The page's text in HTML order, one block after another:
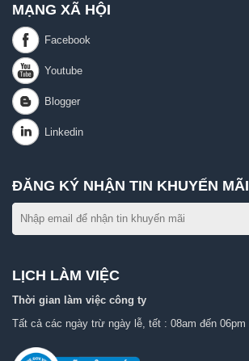
MẠNG XÃ HỘI
ĐĂNG KÝ NHẬN TIN KHUYẾN MÃI
LỊCH LÀM VIỆC
Thời gian làm việc công ty
Tất cả các ngày trừ ngày lễ, tết : 08am đến 06pm